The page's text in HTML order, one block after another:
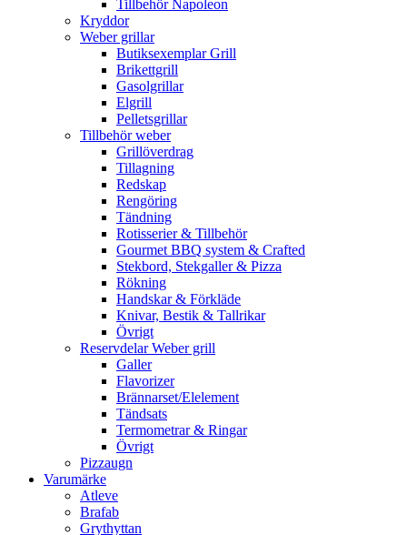
Tillbehör Napoleon
Kryddor
Weber grillar
Butiksexemplar Grill
Brikettgrill
Gasolgrillar
Elgrill
Pelletsgrillar
Tillbehör weber
Grillöverdrag
Tillagning
Redskap
Rengöring
Tändning
Rotisserier & Tillbehör
Gourmet BBQ system & Crafted
Stekbord, Stekgaller & Pizza
Rökning
Handskar & Förkläde
Knivar, Bestik & Tallrikar
Övrigt
Reservdelar Weber grill
Galler
Flavorizer
Brännarset/Elelement
Tändsats
Termometrar & Ringar
Övrigt
Pizzaugn
Varumärke
Atleve
Brafab
Grythyttan